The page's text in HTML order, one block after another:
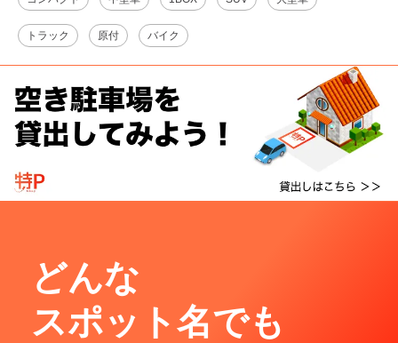
トラック 原付 バイク
どんな
スポット名でも